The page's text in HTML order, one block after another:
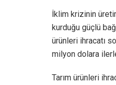
İklim krizinin
kurduğu güçlü
ürünleri ihracatı
milyon dolara
Tarım ürünleri